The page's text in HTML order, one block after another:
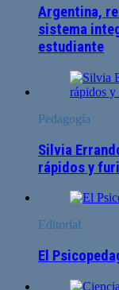
Argentina,
sistema
estudiante
Pedagogía
Silvia
rápidos y
Editorial
El